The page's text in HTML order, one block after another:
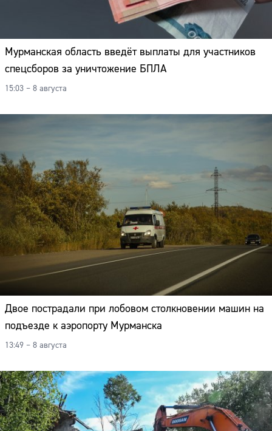
Мурманская область введёт выплаты для участников
спецсборов за уничтожение БПЛА
15:03 – 8 августа
Двое пострадали при лобовом столкновении машин на
подъезде к аэропорту Мурманска
13:49 – 8 августа